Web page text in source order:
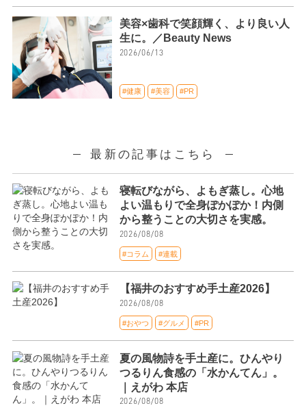
美容×歯科で笑顔輝く、より良い人
生に。／Beauty News
2026/06/13
#健康 #美容 #PR
最新の記事はこちら
寝転びながら、よもぎ蒸し。心地
よい温もりで全身ぽかぽか！内側
から整うことの大切さを実感。
2026/08/08
#コラム #連載
【福井のおすすめ手土産2026】
2026/08/08
#おやつ #グルメ #PR
夏の風物詩を手土産に。ひんやり
つるりん食感の「水かんてん」。
｜えがわ 本店
2026/08/08